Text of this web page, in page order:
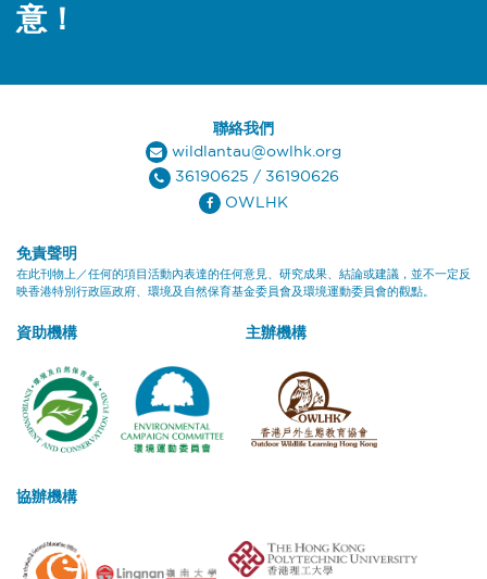
意！
聯絡我們
wildlantau@owlhk.org
36190625 / 36190626
OWLHK
免責聲明
在此刊物上／任何的項目活動內表達的任何意見、研究成果、結論或建議，並不一定反
映香港特別行政區政府、環境及自然保育基金委員會及環境運動委員會的觀點。
資助機構 主辦機構
協辦機構